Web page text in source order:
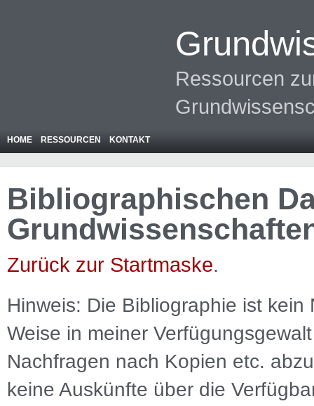
Ressourcen
HOME RESSOURCEN KONTAKT
Bibliographischen
Zurück zur Startmaske.
Hinweis: Die Bibliographie ist kein
Weise in meiner
Nachfragen nach Kopien etc.
keine Auskünfte über die